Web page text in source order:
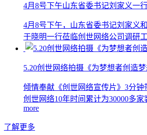
4月8号下午山东省委书记刘家义一
4月8号下午，山东省委书记刘家义
于晓明一行莅临创世网络公司调研工
5.20创世网络拍摄《为梦想者创造
倾情奉献《创世网络宣传片》3分钟
创世网络10年时间累计为30000多
more
了解更多